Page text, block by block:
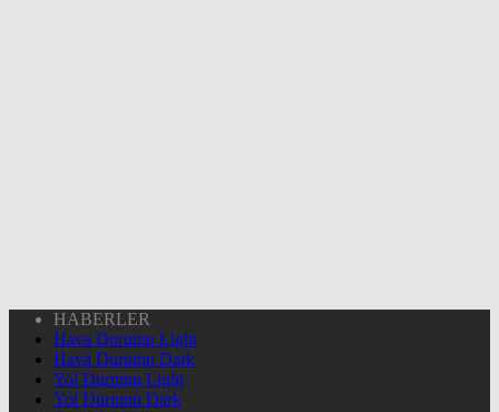
HABERLER
Hava Durumu Light
Hava Durumu Dark
Yol Durumu Light
Yol Durumu Dark